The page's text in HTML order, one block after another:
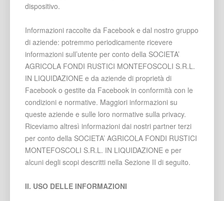
dispositivo.
Informazioni raccolte da Facebook e dal nostro gruppo
di aziende: potremmo periodicamente ricevere
informazioni sull’utente per conto della SOCIETA’
AGRICOLA FONDI RUSTICI MONTEFOSCOLI S.R.L.
IN LIQUIDAZIONE e da aziende di proprietà di
Facebook o gestite da Facebook in conformità con le
condizioni e normative. Maggiori informazioni su
queste aziende e sulle loro normative sulla privacy.
Riceviamo altresì informazioni dai nostri partner terzi
per conto della SOCIETA’ AGRICOLA FONDI RUSTICI
MONTEFOSCOLI S.R.L. IN LIQUIDAZIONE e per
alcuni degli scopi descritti nella Sezione II di seguito.
II. USO DELLE INFORMAZIONI